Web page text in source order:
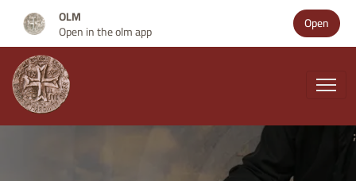
Open
OLM
Open in the olm app
;